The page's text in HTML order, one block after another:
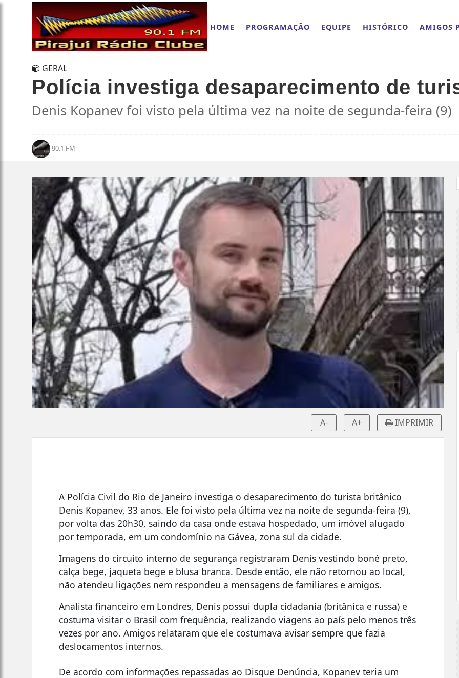
HOME PROGRAMAÇÃO EQUIPE HISTÓRICO AMIGOS
GERAL
Polícia investiga desaparecimento de
Denis Kopanev foi visto pela última vez na noite de segunda-feira (9)
90.1 FM
A- A+ IMPRIMIR
A Polícia Civil do Rio de Janeiro investiga o desaparecimento do turista britânico
Denis Kopanev, 33 anos. Ele foi visto pela última vez na noite de segunda-feira (9),
por volta das 20h30, saindo da casa onde estava hospedado, um imóvel alugado
por temporada, em um condomínio na Gávea, zona sul da cidade.
Imagens do circuito interno de segurança registraram Denis vestindo boné preto,
calça bege, jaqueta bege e blusa branca. Desde então, ele não retornou ao local,
não atendeu ligações nem respondeu a mensagens de familiares e amigos.
Analista financeiro em Londres, Denis possui dupla cidadania (britânica e russa) e
costuma visitar o Brasil com frequência, realizando viagens ao país pelo menos três
vezes por ano. Amigos relataram que ele costumava avisar sempre que fazia
deslocamentos internos.
De acordo com informações repassadas ao Disque Denúncia, Kopanev teria um